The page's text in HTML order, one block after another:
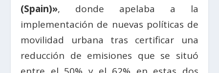
(Spain)», donde apelaba a la
implementación de nuevas políticas de
movilidad urbana tras certificar una
reducción de emisiones que se situó